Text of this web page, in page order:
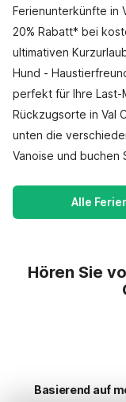
Ferienunterkünfte in
20% Rabatt* bei
ultimativen
Hund -
perfekt für Ihre
Rückzugsorte in Val
unten die
Vanoise und buchen
Alle
Hören Sie
Basierend auf